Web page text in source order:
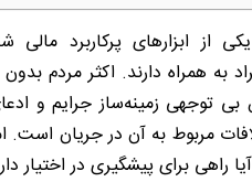
از ابزارهای پرکاربرد
به همراه دارند. اکثر مردم
بی توجهی زمینه‌ساز جرایم و
مربوط به آن در جریان است.
برای پیشگیری در اختیار